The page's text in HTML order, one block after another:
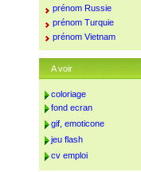
prénom Russie
prénom Turquie
prénom Vietnam
A voir
coloriage
fond ecran
gif, emoticone
jeu flash
cv emploi